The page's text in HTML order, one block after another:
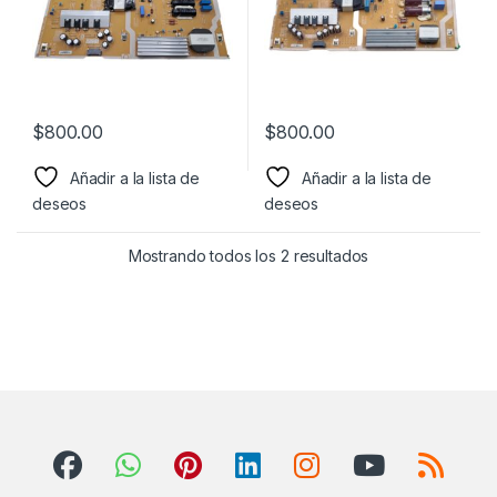
$800.00
Añadir a la lista de
deseos
$800.00
Añadir a la lista de
deseos
Mostrando todos los 2 resultados